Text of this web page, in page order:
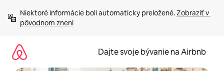
obsah.
Niektoré informácie boli automaticky preložené. Zobraziť v
pôvodnom znení
Dajte svoje bývanie na Airbnb